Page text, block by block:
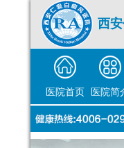
西
医院首页 医院简